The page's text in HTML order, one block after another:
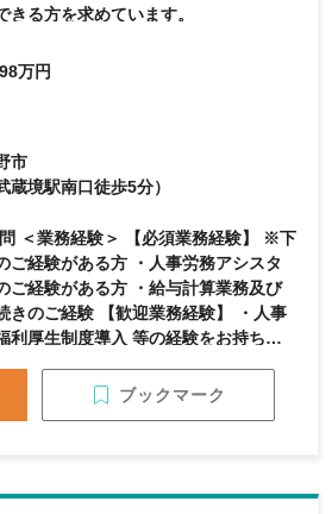
きる方を求めています。
万円
市
蔵境駅南口徒歩5分）
＜業務経験＞ 【必須業務経験】 ※下
ご経験がある方 ・人事労務アシスタ
ご経験がある方 ・給与計算業務及び
きのご経験 【歓迎業務経験】 ・人事
利厚生制度導入 等の経験をお持ちの
ブックマーク